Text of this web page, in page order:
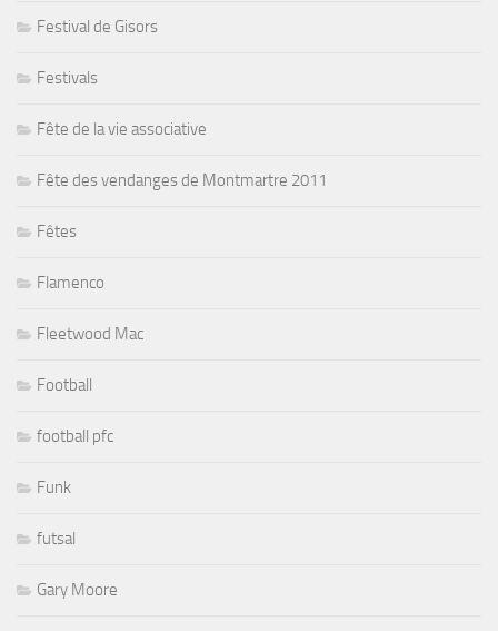
Festival de Gisors
Festivals
Fête de la vie associative
Fête des vendanges de Montmartre 2011
Fêtes
Flamenco
Fleetwood Mac
Football
football pfc
Funk
futsal
Gary Moore